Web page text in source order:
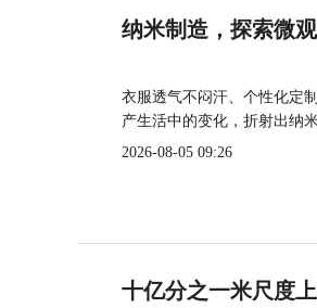
纳米制造，探索微
衣服透气不闷汗、个性化定
产生活中的变化，折射出纳
2026-08-05 09:26
十亿分之一米尺度